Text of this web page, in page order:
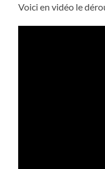
Voici en vidéo le